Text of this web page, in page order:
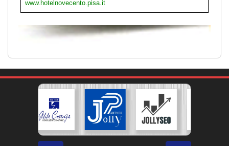
www.hotelnovecento.pisa.it